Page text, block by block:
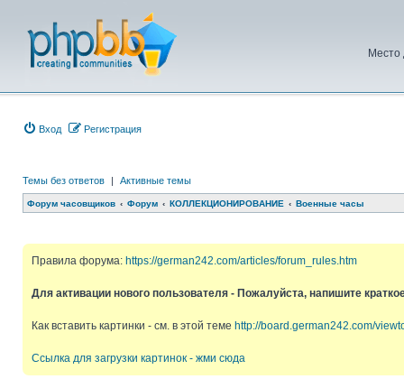
Место
Вход Регистрация
Темы без ответов | Активные темы
Форум часовщиков Форум КОЛЛЕКЦИОНИРОВАНИЕ Военные часы
Правила форума: https://german242.com/articles/forum_rules.htm
Для активации нового пользователя - Пожалуйста, напишите
Как вставить картинки - см. в этой теме http://board.german242.com/
Ссылка для загрузки картинок - жми сюда